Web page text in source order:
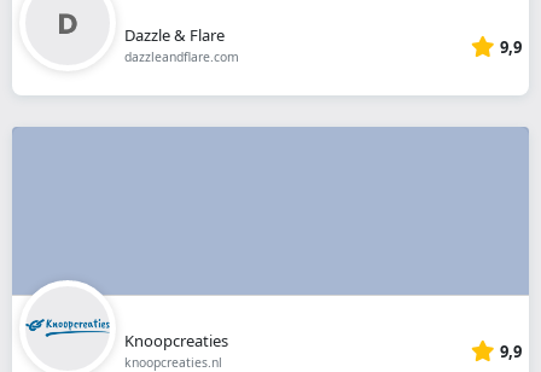
Dazzle & Flare
dazzleandflare.com 9,9
Knoopcreaties
knoopcreaties.nl 9,9